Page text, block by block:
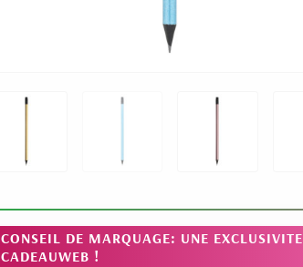
CONSEIL DE MARQUAGE: UNE EXCLUSIVITE
CADEAUWEB !